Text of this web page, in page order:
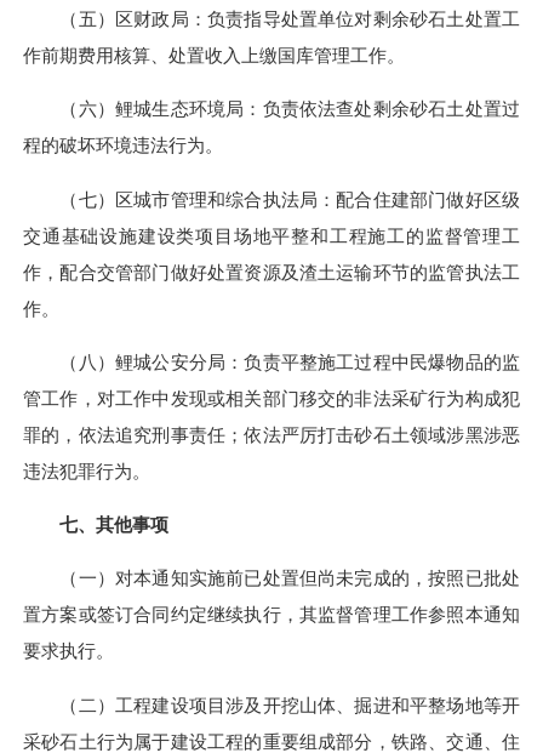
（五）区财政局：负责指导处置单位对剩余砂石土处置工
作前期费用核算、处置收入上缴国库管理工作。
（六）鲤城生态环境局：负责依法查处剩余砂石土处置过
程的破坏环境违法行为。
（七）区城市管理和综合执法局：配合住建部门做好区级
交通基础设施建设类项目场地平整和工程施工的监督管理工
作，配合交管部门做好处置资源及渣土运输环节的监管执法工
作。
（八）鲤城公安分局：负责平整施工过程中民爆物品的监
管工作，对工作中发现或相关部门移交的非法采矿行为构成犯
罪的，依法追究刑事责任；依法严厉打击砂石土领域涉黑涉恶
违法犯罪行为。
七、其他事项
（一）对本通知实施前已处置但尚未完成的，按照已批处
置方案或签订合同约定继续执行，其监督管理工作参照本通知
要求执行。
（二）工程建设项目涉及开挖山体、掘进和平整场地等开
采砂石土行为属于建设工程的重要组成部分，铁路、交通、住